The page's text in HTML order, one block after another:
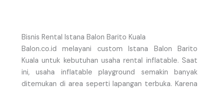
Bisnis Rental Istana Balon Barito Kuala
Balon.co.id melayani custom Istana Balon Barito
Kuala untuk kebutuhan usaha rental inflatable. Saat
ini, usaha inflatable playground semakin banyak
ditemukan di area seperti lapangan terbuka. Karena